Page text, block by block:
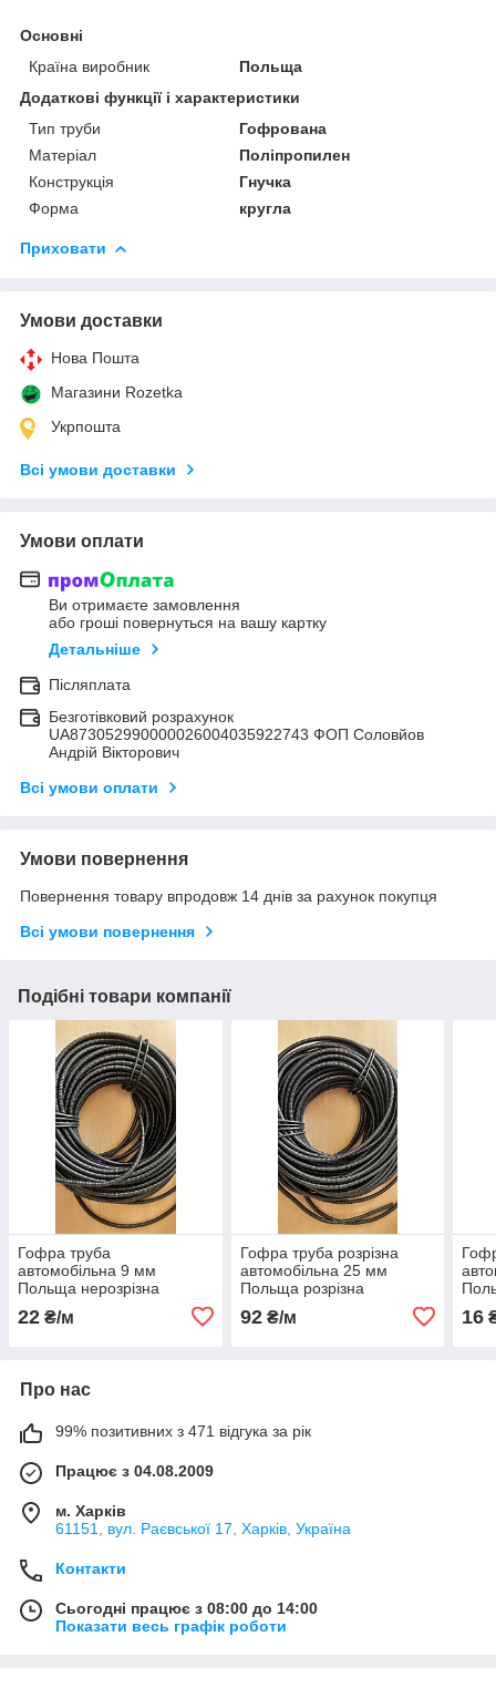
Основні
Країна виробник
Польща
Додаткові функції і характеристики
Тип труби
Гофрована
Матеріал
Поліпропилен
Конструкція
Гнучка
Форма
кругла
Приховати
Умови доставки
Нова Пошта
Магазини Rozetka
Укрпошта
Всі умови доставки
Умови оплати
Ви отримаєте замовлення
або гроші повернуться на вашу картку
Детальніше
Післяплата
Безготівковий розрахунок
UA873052990000026004035922743 ФОП Соловйов
Андрій Вікторович
Всі умови оплати
Умови повернення
Повернення товару впродовж 14 днів за рахунок покупця
Всі умови повернення
Подібні товари компанії
Гофра труба
автомобільна 9 мм
Польща нерозрізна
22 ₴/м
Гофра труба розрізна
автомобільна 25 мм
Польща розрізна
92₴/м 16
Про нас
99% позитивних з 471 відгука за рік
Працює з 04.08.2009
м. Харків
61151, вул. Раєвської 17, Харків, Україна
Контакти
Сьогодні працює з 08:00 до 14:00
Показати весь графік роботи